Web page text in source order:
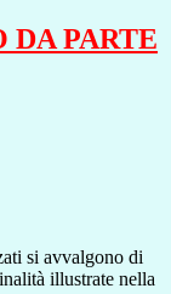
DA PARTE
si avvalgono di
illustrate nella